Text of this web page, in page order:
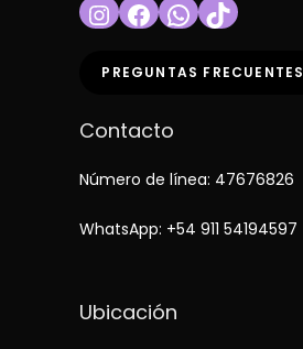
InstagramFacebookWhatsApp
TikTok
PREGUNTAS FRECUENTES
Contacto
Número de línea: 47676826
WhatsApp: +54 911 54194597
Ubicación